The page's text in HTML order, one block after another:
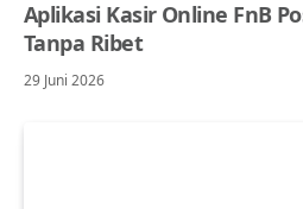
Aplikasi Kasir Online FnB
Tanpa Ribet
29 Juni 2026